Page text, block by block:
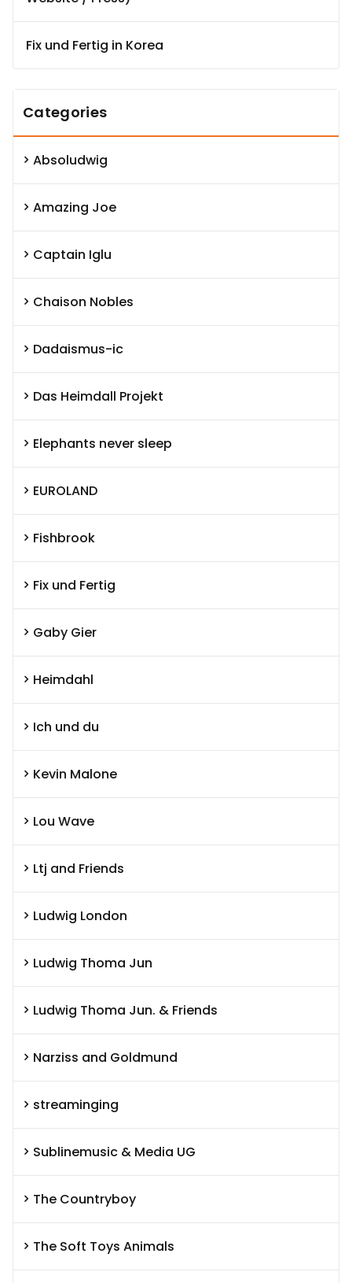
Fix und Fertig in Korea
Categories
Absoludwig
Amazing Joe
Captain Iglu
Chaison Nobles
Dadaismus-ic
Das Heimdall Projekt
Elephants never sleep
EUROLAND
Fishbrook
Fix und Fertig
Gaby Gier
Heimdahl
Ich und du
Kevin Malone
Lou Wave
Ltj and Friends
Ludwig London
Ludwig Thoma Jun
Ludwig Thoma Jun. & Friends
Narziss and Goldmund
streaminging
Sublinemusic & Media UG
The Countryboy
The Soft Toys Animals